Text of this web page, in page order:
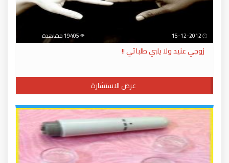
زوجي عنيد ولا يلبي طلباتي !!
عرض الاستشارة